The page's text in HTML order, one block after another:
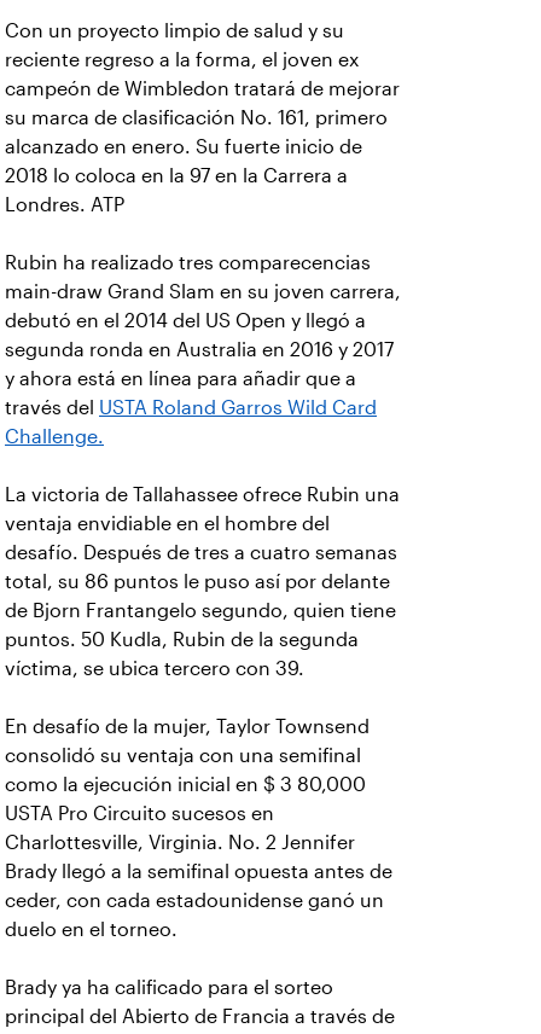
Con un proyecto limpio de salud y su
reciente regreso a la forma, el joven ex
campeón de Wimbledon tratará de mejorar
su marca de clasificación No. 161, primero
alcanzado en enero. Su fuerte inicio de
2018 lo coloca en la 97 en la Carrera a
Londres. ATP
Rubin ha realizado tres comparecencias
main-draw Grand Slam en su joven carrera,
debutó en el 2014 del US Open y llegó a
segunda ronda en Australia en 2016 y 2017
y ahora está en línea para añadir que a
través del USTA Roland Garros Wild Card
Challenge.
La victoria de Tallahassee ofrece Rubin una
ventaja envidiable en el hombre del
desafío. Después de tres a cuatro semanas
total, su 86 puntos le puso así por delante
de Bjorn Frantangelo segundo, quien tiene
puntos. 50 Kudla, Rubin de la segunda
víctima, se ubica tercero con 39.
En desafío de la mujer, Taylor Townsend
consolidó su ventaja con una semifinal
como la ejecución inicial en $ 3 80,000
USTA Pro Circuito sucesos en
Charlottesville, Virginia. No. 2 Jennifer
Brady llegó a la semifinal opuesta antes de
ceder, con cada estadounidense ganó un
duelo en el torneo.
Brady ya ha calificado para el sorteo
principal del Abierto de Francia a través de